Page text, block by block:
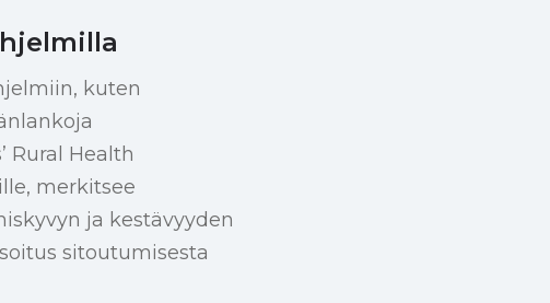
kuten
Rural Health
merkitsee
ja kestävyyden
sitoutumisesta